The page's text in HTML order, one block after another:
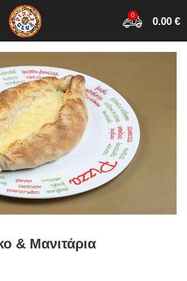
0 0.00 €
& Μανιτάρια